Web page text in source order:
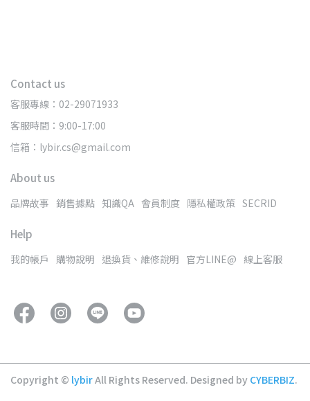
Contact us
客服專線：02-29071933
客服時間：9:00-17:00
信箱：lybir.cs@gmail.com
About us
品牌故事 銷售據點 知識QA 會員制度 隱私權政策 SECRID
Help
我的帳戶 購物說明 退換貨、維修說明 官方LINE@ 線上客服
Copyright © lybirAll Rights Reserved. Designed by CYBERBIZ.